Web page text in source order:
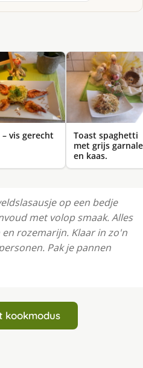
– vis gerecht
Toast spaghetti
met grijs
en kaas.
op een bedje
met volop smaak. Alles
rozemarijn. Klaar in zo'n
Pak je pannen
kookmodus